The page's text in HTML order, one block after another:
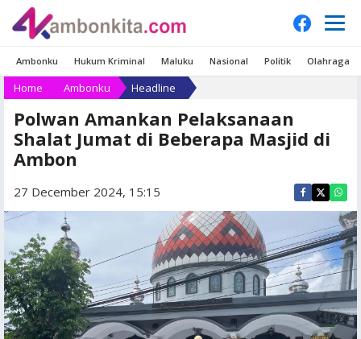
Ambonku Hukum Kriminal Maluku Nasional Politik Olahraga
Home Ambonku Headline
Polwan Amankan Pelaksanaan
Shalat Jumat di Beberapa Masjid di
Ambon
27 December 2024, 15:15